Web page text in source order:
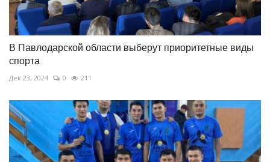
В Павлодарской области выберут приоритетные виды
спорта
Дек 23, 2024 0 211